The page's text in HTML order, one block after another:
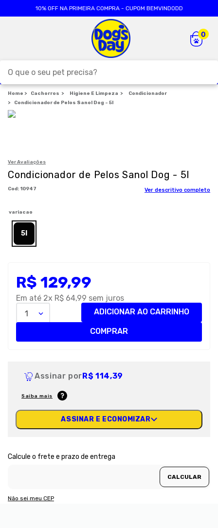
10% OFF NA PRIMEIRA COMPRA - CUPOM BEMVINDODD
Cachorros Higiene E Limpeza
Condicionador
Condicionador de Pelos Sanol Dog - 5l
Ver Avaliações
Condicionador de Pelos Sanol Dog - 5l
: 10947 Ver descritivo completo
variacao
5l
R$ 129,99
Em até 2x R$ 64,99 sem juros
1
ADICIONAR AO CARRINHO
COMPRAR
Assinar porR$ 114,39
Saiba mais
ASSINAR E ECONOMIZAR
Não sei meu CEP
TERMOS MAIS BUSCADOS
5
formula natural